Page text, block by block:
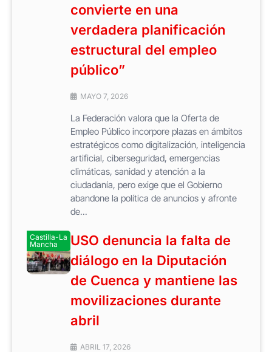
convierte en una
verdadera planificación
estructural del empleo
público”
MAYO 7, 2026
La Federación valora que la Oferta de
Empleo Público incorpore plazas en ámbitos
estratégicos como digitalización, inteligencia
artificial, ciberseguridad, emergencias
climáticas, sanidad y atención a la
ciudadanía, pero exige que el Gobierno
abandone la política de anuncios y afronte
de...
Castilla-La
Mancha
USO denuncia la falta de
diálogo en la Diputación
de Cuenca y mantiene las
movilizaciones durante
abril
ABRIL 17, 2026